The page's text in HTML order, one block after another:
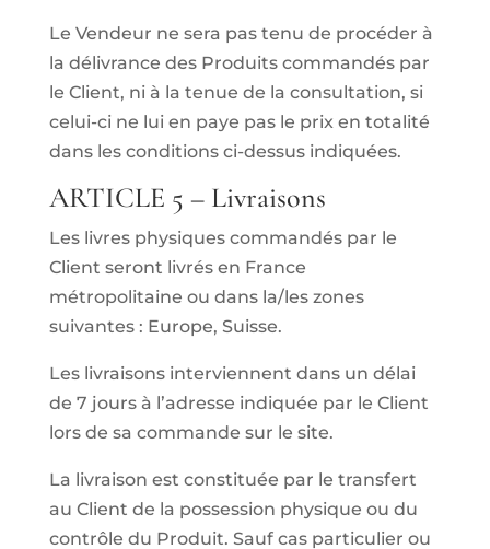
Le Vendeur ne sera pas tenu de procéder à
la délivrance des Produits commandés par
le Client, ni à la tenue de la consultation, si
celui-ci ne lui en paye pas le prix en totalité
dans les conditions ci-dessus indiquées.
ARTICLE 5 – Livraisons
Les livres physiques commandés par le
Client seront livrés en France
métropolitaine ou dans la/les zones
suivantes : Europe, Suisse.
Les livraisons interviennent dans un délai
de 7 jours à l’adresse indiquée par le Client
lors de sa commande sur le site.
La livraison est constituée par le transfert
au Client de la possession physique ou du
contrôle du Produit. Sauf cas particulier ou